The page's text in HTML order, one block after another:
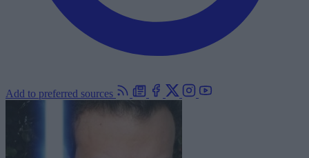
Add to preferred sources